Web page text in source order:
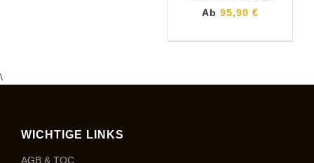
Ab 95,90 €
\
WICHTIGE LINKS
AGB & TOC